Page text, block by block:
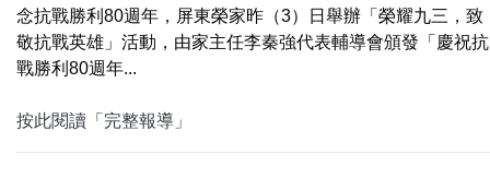
念抗戰勝利80週年，屏東榮家昨（3）日舉辦「榮耀九三，致
敬抗戰英雄」活動，由家主任李秦強代表輔導會頒發「慶祝抗
戰勝利80週年...
按此閱讀「完整報導」